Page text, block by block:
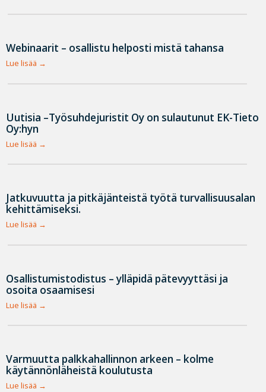
Webinaarit – osallistu helposti mistä tahansa
Lue lisää
Uutisia –Työsuhdejuristit Oy on sulautunut EK-Tieto
Oy:hyn
Lue lisää
Jatkuvuutta ja pitkäjänteistä työtä turvallisuusalan
kehittämiseksi.
Lue lisää
Osallistumistodistus – ylläpidä pätevyyttäsi ja
osoita osaamisesi
Lue lisää
Varmuutta palkkahallinnon arkeen – kolme
käytännönläheistä koulutusta
Lue lisää